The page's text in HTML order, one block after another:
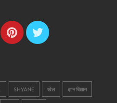
SHYANE खेल ज्ञान बिज्ञान